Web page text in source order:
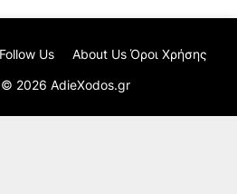
© 2026 AdieXodos.gr
Follow Us About Us Όροι Χρήσης